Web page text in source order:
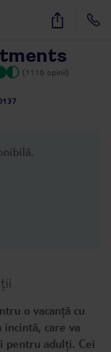
46
(1116 opinii)
o vacanță cu
care va
pentru adulți. Cei